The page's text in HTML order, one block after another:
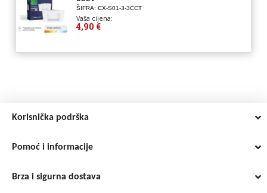
ŠIFRA: CX-S01-3-3CCT
Vaša cijena:
4,90 €
Korisnička podrška
Pomoć i informacije
Brza i sigurna dostava